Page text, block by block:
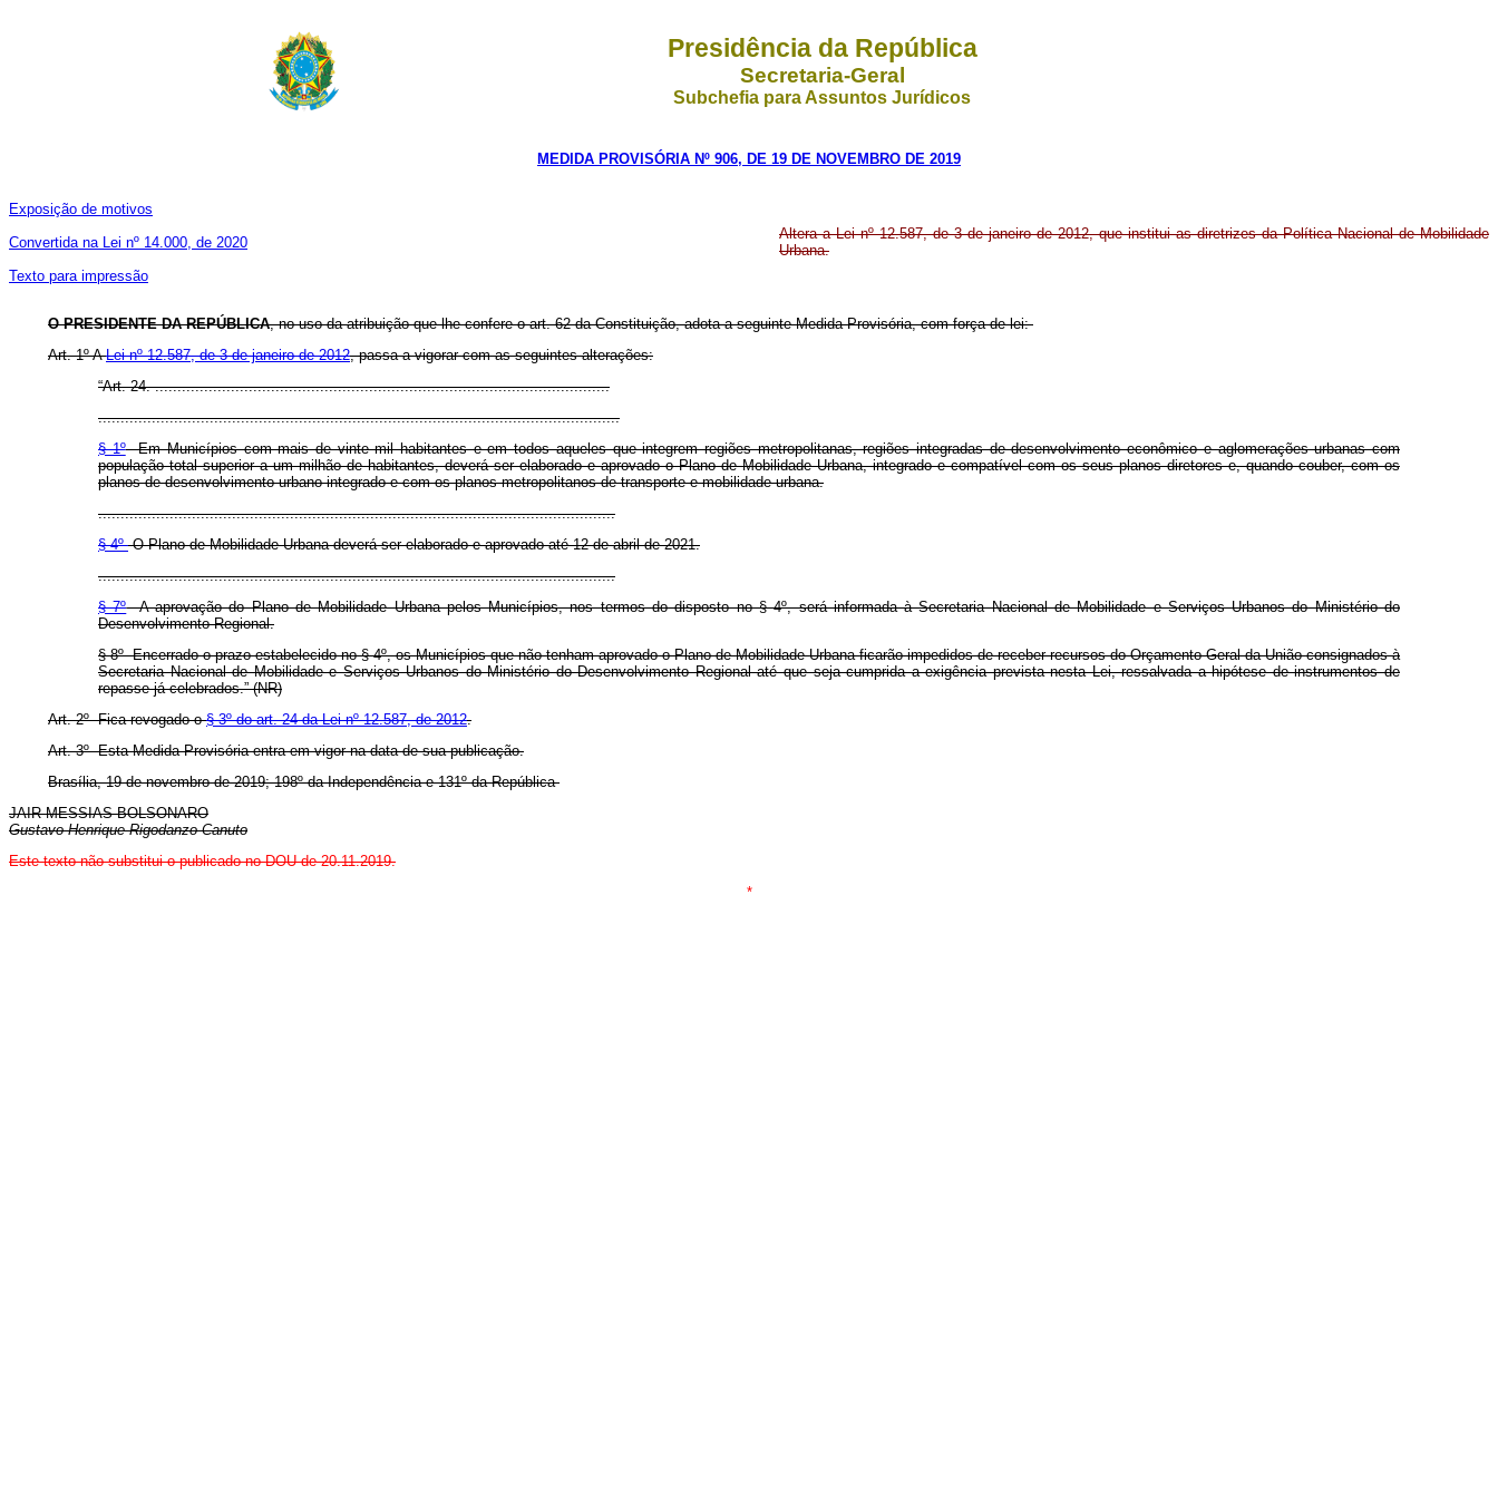
Presidência da República
Secretaria-Geral
Subchefia para Assuntos Jurídicos
MEDIDA PROVISÓRIA Nº 906, DE 19 DE NOVEMBRO DE 2019
Exposição de motivos
Convertida na Lei nº 14.000, de 2020
Texto para impressão
Altera a Lei nº 12.587, de 3 de janeiro de 2012, que institui as diretrizes da Política Nacional de Mobilidade
Urbana.
O PRESIDENTE DA REPÚBLICA, no uso da atribuição que lhe confere o art. 62 da Constituição, adota a seguinte Medida Provisória, com força de lei:
Art. 1º ALei nº 12.587, de 3 de janeiro de 2012, passa a vigorar com as seguintes alterações:
“Art. 24. ......................................................................................................
.....................................................................................................................
§ 1ºEm Municípios com mais de vinte mil habitantes e em todos aqueles que integrem regiões metropolitanas, regiões integradas de desenvolvimento econômico e aglomerações urbanas com
população total superior a um milhão de habitantes, deverá ser elaborado e aprovado o Plano de Mobilidade Urbana, integrado e compatível com os seus planos diretores e, quando couber, com os
planos de desenvolvimento urbano integrado e com os planos metropolitanos de transporte e mobilidade urbana.
....................................................................................................................
§ 4ºO Plano de Mobilidade Urbana deverá ser elaborado e aprovado até 12 de abril de 2021.
....................................................................................................................
§ 7ºA aprovação do Plano de Mobilidade Urbana pelos Municípios, nos termos do disposto no § 4º, será informada à Secretaria Nacional de Mobilidade e Serviços Urbanos do Ministério do
Desenvolvimento Regional.
§ 8º Encerrado o prazo estabelecido no § 4º, os Municípios que não tenham aprovado o Plano de Mobilidade Urbana ficarão impedidos de receber recursos do Orçamento Geral da União consignados à
Secretaria Nacional de Mobilidade e Serviços Urbanos do Ministério do Desenvolvimento Regional até que seja cumprida a exigência prevista nesta Lei, ressalvada a hipótese de instrumentos de
repasse já celebrados.” (NR)
Art. 2º Fica revogado o§ 3º do art. 24 da Lei nº 12.587, de 2012.
Art. 3º Esta Medida Provisória entra em vigor na data de sua publicação.
Brasília, 19 de novembro de 2019; 198º da Independência e 131º da República
JAIR MESSIAS BOLSONARO
Gustavo Henrique Rigodanzo Canuto
Este texto não substitui o publicado no DOU de 20.11.2019.
*